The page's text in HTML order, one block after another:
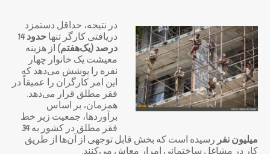
در نتیجه، حداقل دستمزد
دریافتی کارگر تنها
حدود 14
درصد (یک‌هفتم) از هزینه
معیشت یک خانوار چهار
نفره را پوشش می‌دهد که
این امر کارگران را عمیقاً در
فقر مطلق قرار می‌دهد.
همزمان، بر اساس
برآوردها، جمعیت زیر خط
فقر مطلق در کشور به 34
میلیون نفر رسیده است که بخش قابل توجهی از آن‌ها از طریق